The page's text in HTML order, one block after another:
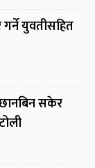
युवतीसहित
सकेर